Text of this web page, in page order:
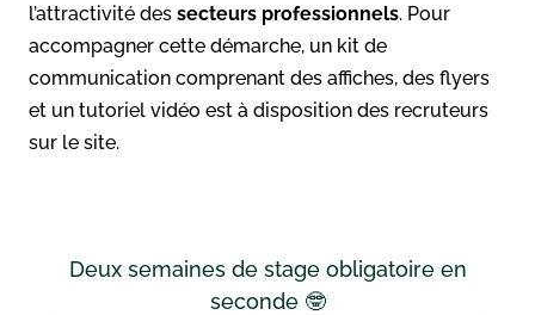
l’attractivité des secteurs professionnels. Pour
accompagner cette démarche, un kit de
communication comprenant des affiches, des flyers
et un tutoriel vidéo est à disposition des recruteurs
sur le site.
Deux semaines de stage obligatoire en
seconde 🤓